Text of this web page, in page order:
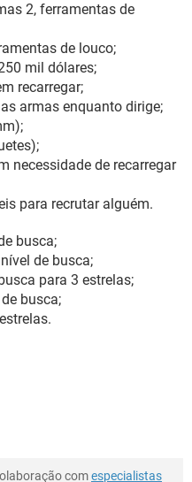
2, ferramentas de
de louco;
mil dólares;
recarregar;
armas enquanto dirige;
necessidade de recarregar
para recrutar alguém.
busca;
de busca;
para 3 estrelas;
busca;
comespecialistas